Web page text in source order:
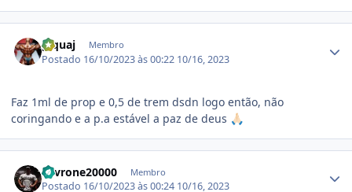
piquaj Membro
Postado 16/10/2023 às 00:22 10/16, 2023
Faz 1ml de prop e 0,5 de trem dsdn logo então, não
coringando e a p.a estável a paz de deus 🙏🏻
Levrone20000 Membro
Postado 16/10/2023 às 00:24 10/16, 2023